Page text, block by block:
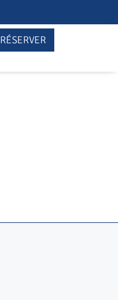
RÉSERVER